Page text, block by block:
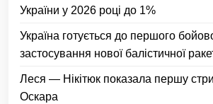
України у 2026 році до 1%
Україна готується до першого
застосування нової балістичної
Леся — Нікітюк показала першу
Оскара